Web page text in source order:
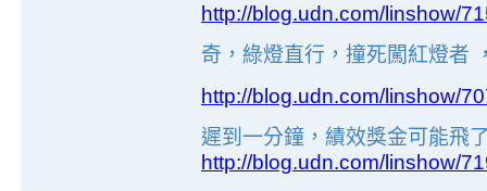
http://blog.udn.com/linshow/
奇，綠燈直行，撞死闖紅燈者
http://blog.udn.com/linshow/
遲到一分鐘，績效獎金可能飛
http://blog.udn.com/linshow/